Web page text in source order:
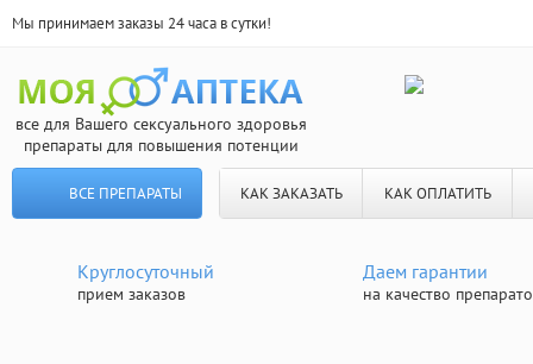
Мы принимаем заказы 24 часа в сутки!
все для Вашего сексуального здоровья
препараты для повышения потенции
ВСЕ ПРЕПАРАТЫ КАК ЗАКАЗАТЬ КАК ОПЛАТИТЬ
Круглосуточный
прием заказов
Даем гарантии
на качество